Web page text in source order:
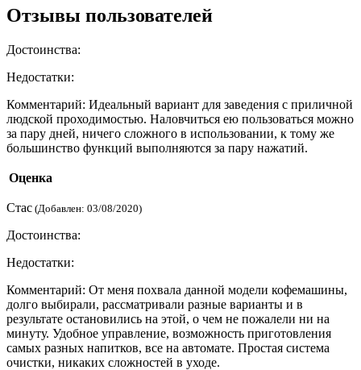
Отзывы пользователей
Достоинства:
Недостатки:
Комментарий: Идеальный вариант для заведения с приличной
людской проходимостью. Наловчиться ею пользоваться можно
за пару дней, ничего сложного в использовании, к тому же
большинство функций выполняются за пару нажатий.
Оценка
Стас (Добавлен: 03/08/2020)
Достоинства:
Недостатки:
Комментарий: От меня похвала данной модели кофемашины,
долго выбирали, рассматривали разные варианты и в
результате остановились на этой, о чем не пожалели ни на
минуту. Удобное управление, возможность приготовления
самых разных напитков, все на автомате. Простая система
очистки, никаких сложностей в уходе.